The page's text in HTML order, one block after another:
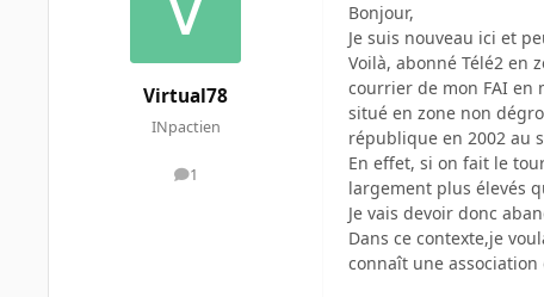
Virtual78
INpactien
1
messages
Bonjour,
Je suis nouveau ici et
Voilà, abonné Télé2 en
courrier de mon FAI en
situé en zone non
république en 2002 au
En effet, si on fait le
largement plus élevés
Je vais devoir donc
Dans ce contexte,je
connaît une